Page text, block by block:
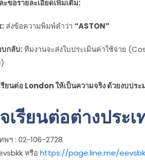
ขอรายละเอียดเพิ่มเติม:
ส่งข้อความพิมพ์คำว่า “ASTON”
บกลับ:ทีมงานจะส่งใบประเมินค่าใช้จ่าย
รียนต่อ London ให้เป็นความจริง ด้วยงบ
เรียนต่อต่างประ
พฯ : 02-106-2728
หรือ https://page.line.me/